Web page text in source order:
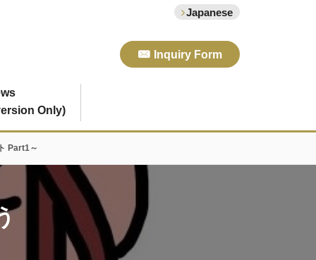
Japanese
Inquiry Form
Only)
Part1～